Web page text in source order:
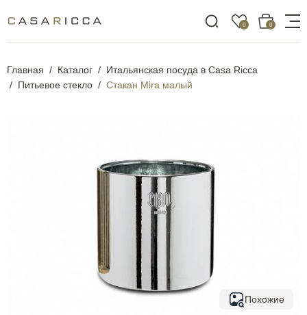
0 0
Главная Каталог
Итальянская посуда в Casa Ricca
Питьевое стекло
Стакан Mira малый
Похожие